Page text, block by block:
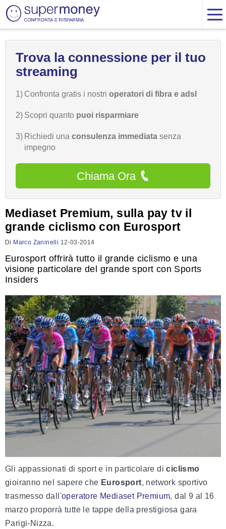
Trova la connessione per il tuo
streaming
1) Confronta gratis i nostri operatori di fibra e adsl
2) Scopri quanto puoi risparmiare
3) Richiedi una consulenza immediata senza
impegno
Chiama Ora
Mediaset Premium, sulla pay tv il
grande ciclismo con Eurosport
Di Marco Zaninelli 12-03-2014
Eurosport offrirà tutto il grande ciclismo e una
visione particolare del grande sport con Sports
Insiders
Gli appassionati di sport e in particolare diciclismo
gioiranno nel sapere che Eurosport, network sportivo
trasmesso dall'operatore Mediaset Premium, dal 9 al 16
marzo proporrà tutte le tappe della prestigiosa gara
Parigi-Nizza.